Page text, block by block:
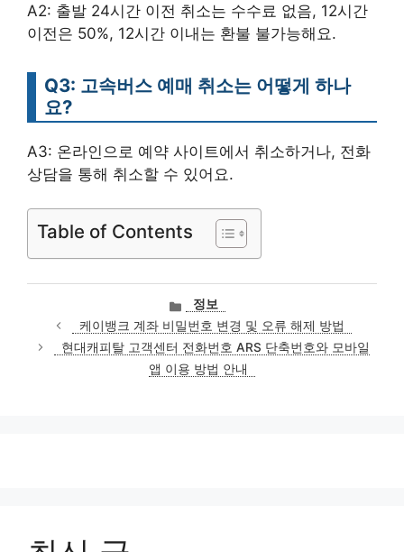
A2: 출발 24시간 이전 취소는 수수료 없음, 12시간
이전은 50%, 12시간 이내는 환불 불가능해요.
Q3: 고속버스 예매 취소는 어떻게 하나
요?
A3: 온라인으로 예약 사이트에서 취소하거나, 전화
상담을 통해 취소할 수 있어요.
Table of Contents
카
테
고
리
정보
케이뱅크 계좌 비밀번호 변경 및 오류 해제 방법
현대캐피탈 고객센터 전화번호 ARS 단축번호와 모바일
앱 이용 방법 안내